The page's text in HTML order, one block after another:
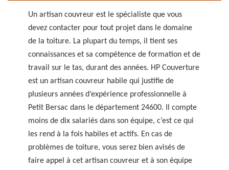
Un artisan couvreur est le spécialiste que vous
devez contacter pour tout projet dans le domaine
de la toiture. La plupart du temps, il tient ses
connaissances et sa compétence de formation et de
travail sur le tas, durant des années. HP Couverture
est un artisan couvreur habile qui justifie de
plusieurs années d’expérience professionnelle à
Petit Bersac dans le département 24600. Il compte
moins de dix salariés dans son équipe, c’est ce qui
les rend à la fois habiles et actifs. En cas de
problèmes de toiture, vous serez bien avisés de
faire appel à cet artisan couvreur et à son équipe